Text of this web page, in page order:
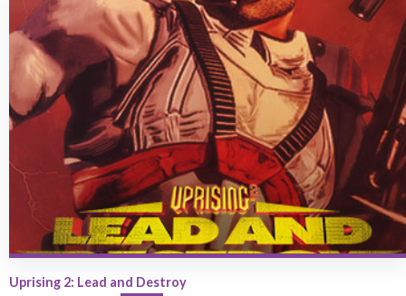
Uprising 2: Lead and Destroy